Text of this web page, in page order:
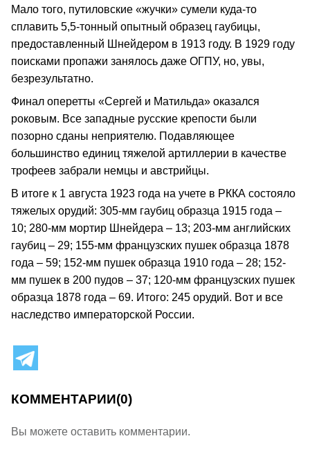
Мало того, путиловские «жучки» сумели куда-то
сплавить 5,5-тонный опытный образец гаубицы,
предоставленный Шнейдером в 1913 году. В 1929 году
поисками пропажи занялось даже ОГПУ, но, увы,
безрезультатно.
Финал оперетты «Сергей и Матильда» оказался
роковым. Все западные русские крепости были
позорно сданы неприятелю. Подавляющее
большинство единиц тяжелой артиллерии в качестве
трофеев забрали немцы и австрийцы.
В итоге к 1 августа 1923 года на учете в РККА состояло
тяжелых орудий: 305-мм гаубиц образца 1915 года –
10; 280-мм мортир Шнейдера – 13; 203-мм английских
гаубиц – 29; 155-мм французских пушек образца 1878
года – 59; 152-мм пушек образца 1910 года – 28; 152-
мм пушек в 200 пудов – 37; 120-мм французских пушек
образца 1878 года – 69. Итого: 245 орудий. Вот и все
наследство императорской России.
КОММЕНТАРИИ(0)
Вы можете оставить комментарии.